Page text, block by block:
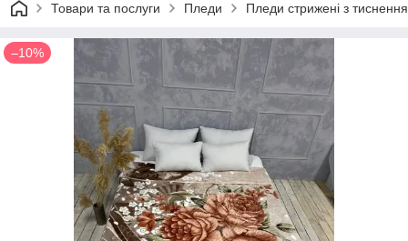
Товари та послуги Пледи Пледи стрижені з
–10%